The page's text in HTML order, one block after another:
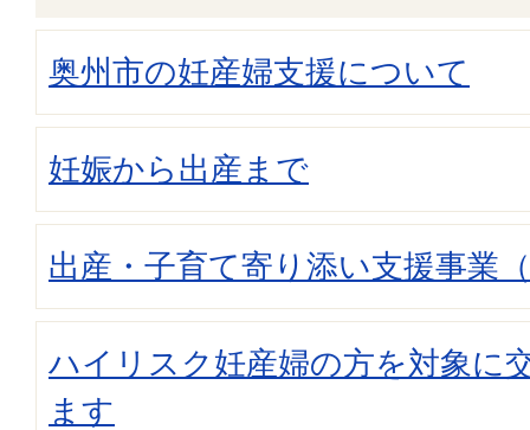
奥州市の妊産婦支援について
妊娠から出産まで
出産・子育て寄り添い支援事業
ハイリスク妊産婦の方を対象に
ます